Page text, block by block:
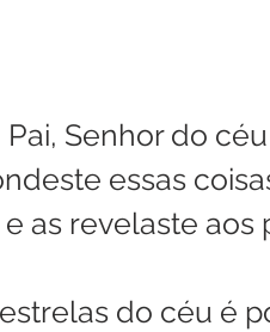
Senhor do
essas
as revelaste aos
do céu é